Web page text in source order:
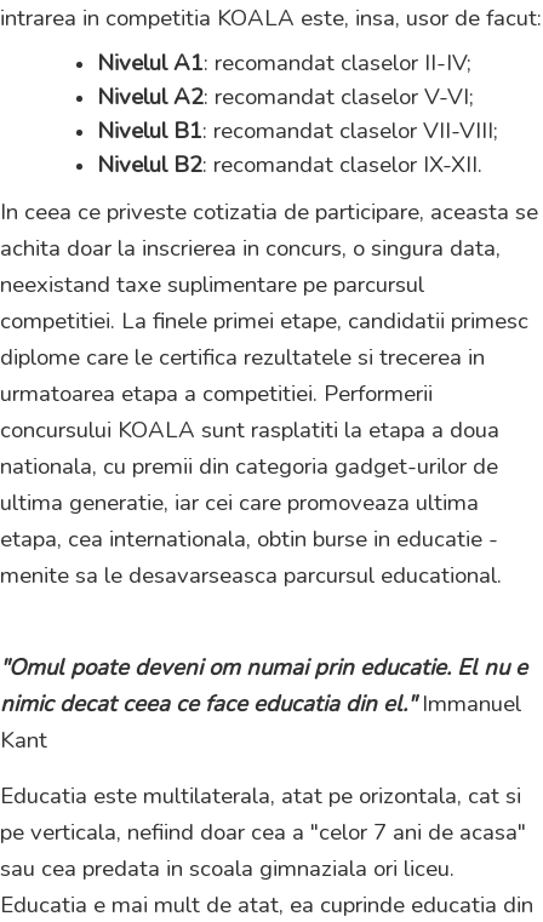
intrarea in competitia KOALA este, insa, usor de facut:
Nivelul A1: recomandat claselor II-IV;
Nivelul A2: recomandat claselor V-VI;
Nivelul B1: recomandat claselor VII-VIII;
Nivelul B2: recomandat claselor IX-XII.
In ceea ce priveste cotizatia de participare, aceasta se
achita doar la inscrierea in concurs, o singura data,
neexistand taxe suplimentare pe parcursul
competitiei. La finele primei etape, candidatii primesc
diplome care le certifica rezultatele si trecerea in
urmatoarea etapa a competitiei. Performerii
concursului KOALA sunt rasplatiti la etapa a doua
nationala, cu premii din categoria gadget-urilor de
ultima generatie, iar cei care promoveaza ultima
etapa, cea internationala, obtin burse in educatie -
menite sa le desavarseasca parcursul educational.
"Omul poate deveni om numai prin educatie. El nu e
nimic decat ceea ce face educatia din el."Immanuel
Kant
Educatia este multilaterala, atat pe orizontala, cat si
pe verticala, nefiind doar cea a "celor 7 ani de acasa"
sau cea predata in scoala gimnaziala ori liceu.
Educatia e mai mult de atat, ea cuprinde educatia din